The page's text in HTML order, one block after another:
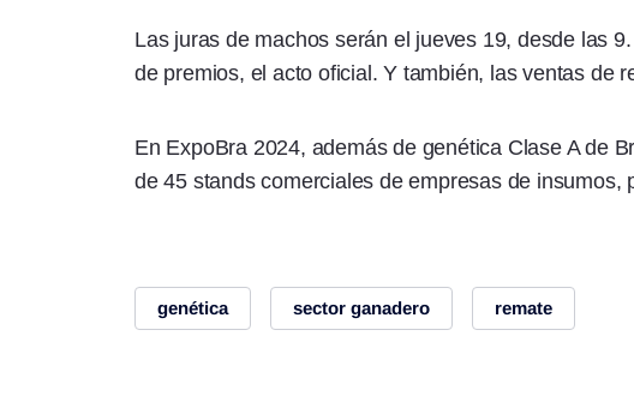
Las juras de machos serán el jueves 19, desde las
de premios, el acto oficial. Y también, las ventas de
En ExpoBra 2024, además de genética Clase A de
de 45 stands comerciales de empresas de insumos,
genética sector ganadero remate